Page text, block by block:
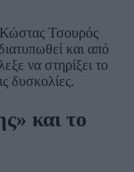
Τσουρός
και από
να στηρίξει το
δυσκολίες.
και το